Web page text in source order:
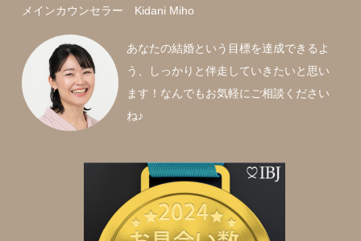
メインカウンセラー Kidani Miho
あなたの結婚という目標を達成できるよ
う、しっかりと伴走していきたいと思い
ます！なんでもお気軽にご相談ください
ね♪